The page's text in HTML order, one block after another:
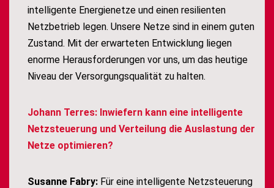
intelligente Energienetze und einen resilienten
Netzbetrieb legen. Unsere Netze sind in einem guten
Zustand. Mit der erwarteten Entwicklung liegen
enorme Herausforderungen vor uns, um das heutige
Niveau der Versorgungsqualität zu halten.
Johann Terres: Inwiefern kann eine intelligente
Netzsteuerung und Verteilung die Auslastung der
Netze optimieren?
Susanne Fabry: Für eine intelligente Netzsteuerung